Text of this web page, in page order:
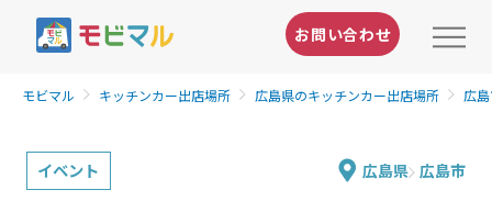
お問い合わせ
モビマル キッチンカー出店場所 広島県のキッチンカー出店場所 広
イベント 広島県 広島市